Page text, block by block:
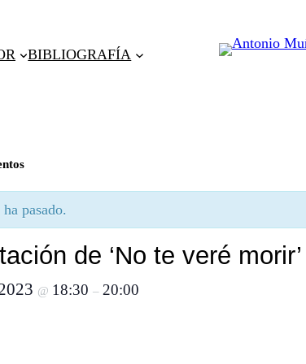
BIBLIOGRAFÍA
pasado.
de ‘No te veré
@ 18:30 – 20:00